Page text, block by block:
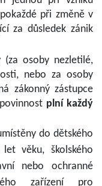
při změně v
za důsledek zánik
(za osoby nezletilé,
nebo za osoby
zákonný zástupce
plní každý
do dětského
věku, školského
nebo ochranné
zařízení pro